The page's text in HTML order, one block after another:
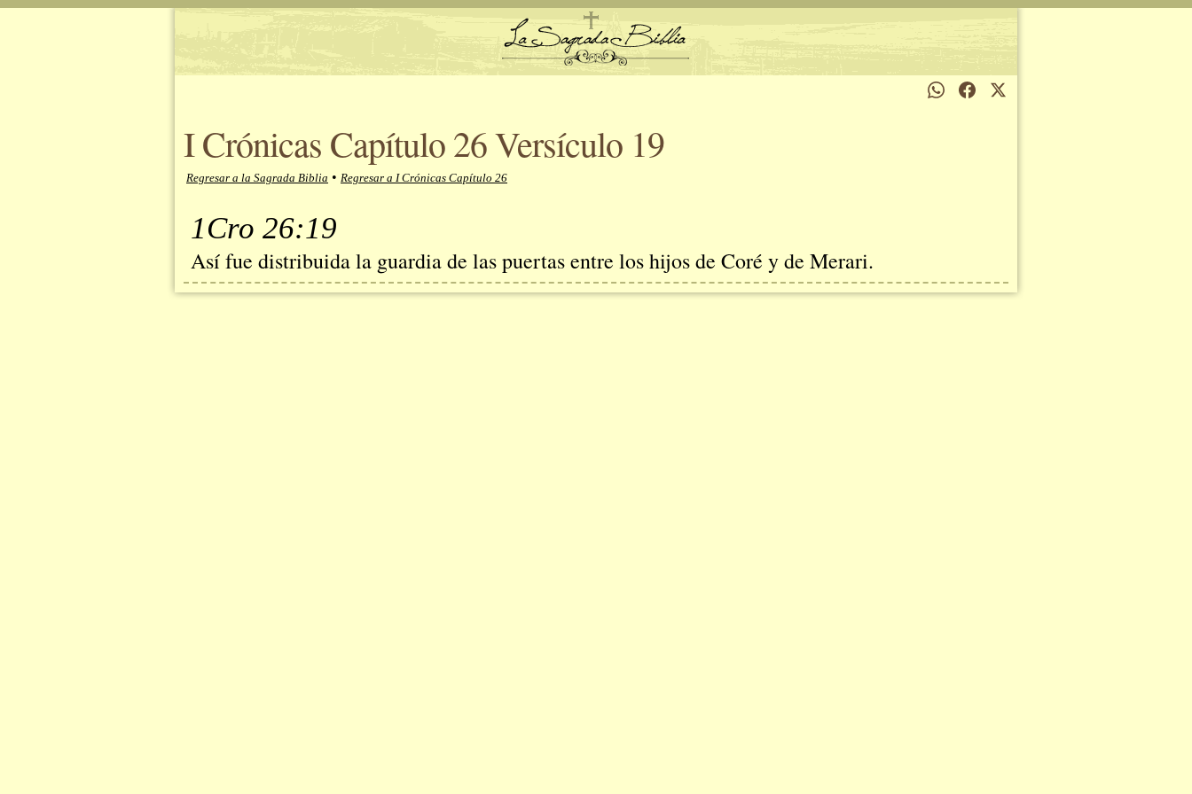
I Crónicas Capítulo 26 Versículo 19
Regresar a la Sagrada Biblia • Regresar a I Crónicas Capítulo 26
1Cro 26:19
Así fue distribuida la guardia de las puertas entre los hijos de Coré y de Merari.